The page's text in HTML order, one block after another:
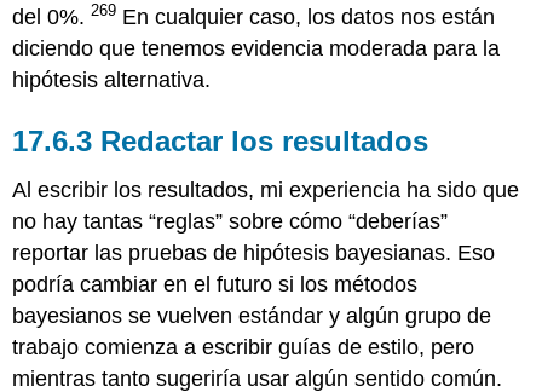
del 0%.269 En cualquier caso, los datos nos están
diciendo que tenemos evidencia moderada para la
hipótesis alternativa.
Redactar los resultados
Al escribir los resultados, mi experiencia ha sido que
no hay tantas “reglas” sobre cómo “deberías”
reportar las pruebas de hipótesis bayesianas. Eso
podría cambiar en el futuro si los métodos
bayesianos se vuelven estándar y algún grupo de
trabajo comienza a escribir guías de estilo, pero
mientras tanto sugeriría usar algún sentido común.